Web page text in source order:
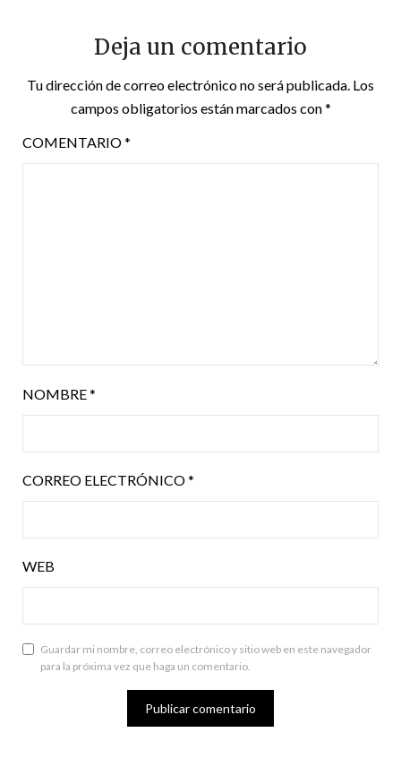
Deja un comentario
Tu dirección de correo electrónico no será publicada. Los
campos obligatorios están marcados con*
COMENTARIO*
NOMBRE*
CORREO ELECTRÓNICO*
WEB
Guardar mi nombre, correo electrónico y sitio web en este navegador
para la próxima vez que haga un comentario.